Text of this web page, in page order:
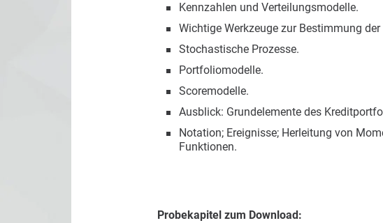
Kennzahlen und Verteilungsmodelle.
Wichtige Werkzeuge zur Bestimmung
Stochastische Prozesse.
Portfoliomodelle.
Scoremodelle.
Ausblick: Grundelemente des
Notation; Ereignisse; Herleitung von
Funktionen.
Probekapitel zum Download: